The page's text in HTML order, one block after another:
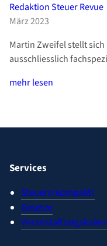
Redaktion Steuer Revue
März 2023
Martin Zweifel stellt
ausschliesslich
mehr lesen
Services
Steuern kompakt!
Gesetze